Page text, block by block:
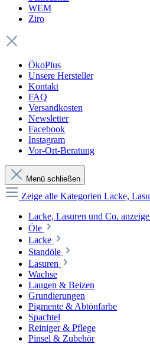
WEM
Ziro
ÖkoPlus
Unsere Hersteller
Kontakt
FAQ
Versandkosten
Newsletter
Facebook
Instagram
Vor-Ort-Beratung
Menü schließen
Zeige alle Kategorien Lacke,
Lacke, Lasuren und Co.
Öle
Lacke
Standöle
Lasuren
Wachse
Laugen & Beizen
Grundierungen
Pigmente & Abtönfarbe
Spachtel
Reiniger & Pflege
Pinsel & Zubehör